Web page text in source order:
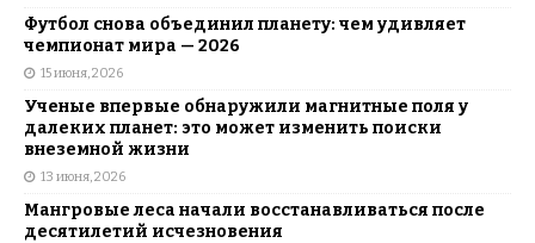
Футбол снова объединил планету: чем удивляет
чемпионат мира — 2026
15 июня, 2026
Ученые впервые обнаружили магнитные поля у
далеких планет: это может изменить поиски
внеземной жизни
13 июня, 2026
Мангровые леса начали восстанавливаться после
десятилетий исчезновения